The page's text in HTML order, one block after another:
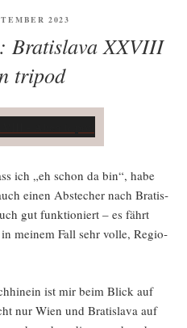
2023
Bratislava XXVIII
tripod
ich „eh schon da bin“, habe
einen Abste­cher nach Bra­tis­
gut funk­tio­niert – es fährt
mei­nem Fall sehr vol­le, Regio­
ist mir beim Blick auf
nur Wien und Bra­tis­la­va auf